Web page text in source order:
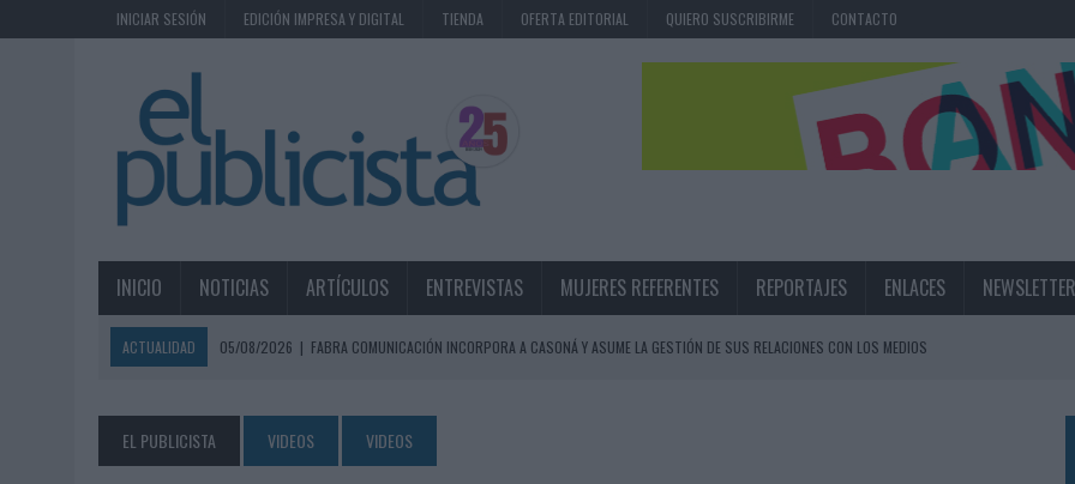
INICIAR SESIÓN EDICIÓN IMPRESA Y DIGITAL TIENDA OFERTA EDITORIAL QUIERO SUSCRIBIRME CONTACTO
INICIO NOTICIAS ARTÍCULOS ENTREVISTAS MUJERES REFERENTES REPORTAJES ENLACES NEWSLETTER
ACTUALIDAD 05/08/2026 | FABRA COMUNICACIÓN INCORPORA A CASONÁ Y ASUME LA GESTIÓN DE SUS RELACIONES CON LOS MEDIOS
MONEDA”
EL PUBLICISTA VIDEOS VIDEOS